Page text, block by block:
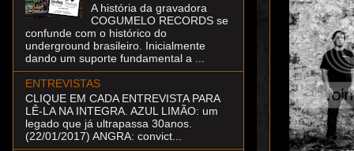
A história da gravadora
COGUMELO RECORDS se
confunde com o histórico do
underground brasileiro. Inicialmente
dando um suporte fundamental a ...
ENTREVISTAS
CLIQUE EM CADA ENTREVISTA PARA
LÊ-LA NA INTEGRA. AZUL LIMÃO: um
legado que já ultrapassa 30anos.
(22/01/2017) ANGRA: convict...